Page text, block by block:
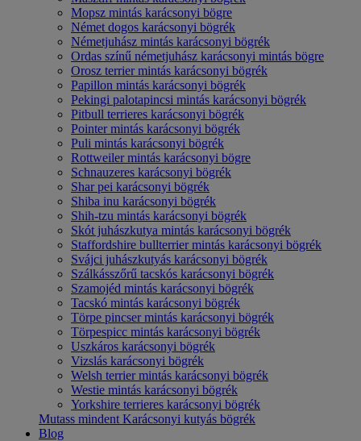
Mopsz mintás karácsonyi bögre
Német dogos karácsonyi bögrék
Németjuhász mintás karácsonyi bögrék
Ordas színű németjuhász karácsonyi mintás bögre
Orosz terrier mintás karácsonyi bögrék
Papillon mintás karácsonyi bögrék
Pekingi palotapincsi mintás karácsonyi bögrék
Pitbull terrieres karácsonyi bögrék
Pointer mintás karácsonyi bögrék
Puli mintás karácsonyi bögrék
Rottweiler mintás karácsonyi bögre
Schnauzeres karácsonyi bögrék
Shar pei karácsonyi bögrék
Shiba inu karácsonyi bögrék
Shih-tzu mintás karácsonyi bögrék
Skót juhászkutya mintás karácsonyi bögrék
Staffordshire bullterrier mintás karácsonyi bögrék
Svájci juhászkutyás karácsonyi bögrék
Szálkásszőrű tacskós karácsonyi bögrék
Szamojéd mintás karácsonyi bögrék
Tacskó mintás karácsonyi bögrék
Törpe pincser mintás karácsonyi bögrék
Törpespicc mintás karácsonyi bögrék
Uszkáros karácsonyi bögrék
Vizslás karácsonyi bögrék
Welsh terrier mintás karácsonyi bögrék
Westie mintás karácsonyi bögrék
Yorkshire terrieres karácsonyi bögrék
Mutass mindent Karácsonyi kutyás bögrék
Blog